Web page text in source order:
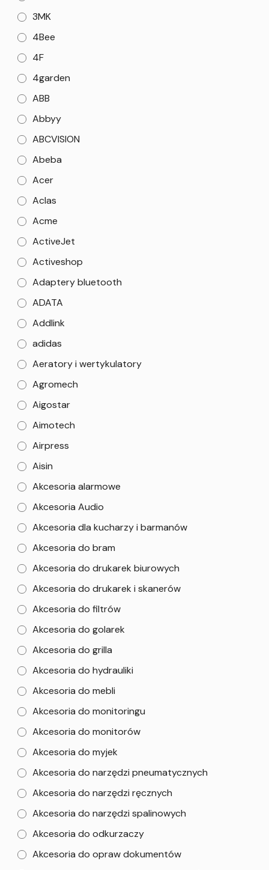
3MK
4Bee
4F
4garden
ABB
Abbyy
ABCVISION
Abeba
Acer
Aclas
Acme
ActiveJet
Activeshop
Adaptery bluetooth
ADATA
Addlink
adidas
Aeratory i wertykulatory
Agromech
Aigostar
Aimotech
Airpress
Aisin
Akcesoria alarmowe
Akcesoria Audio
Akcesoria dla kucharzy i barmanów
Akcesoria do bram
Akcesoria do drukarek biurowych
Akcesoria do drukarek i skanerów
Akcesoria do filtrów
Akcesoria do golarek
Akcesoria do grilla
Akcesoria do hydrauliki
Akcesoria do mebli
Akcesoria do monitoringu
Akcesoria do monitorów
Akcesoria do myjek
Akcesoria do narzędzi pneumatycznych
Akcesoria do narzędzi ręcznych
Akcesoria do narzędzi spalinowych
Akcesoria do odkurzaczy
Akcesoria do opraw dokumentów